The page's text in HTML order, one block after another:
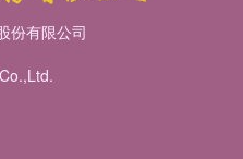
份有限公司